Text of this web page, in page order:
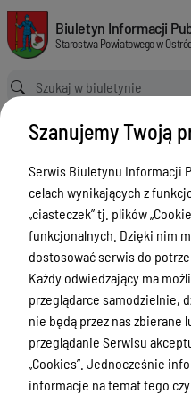
Przystosowanie pojazdu do
Biuletyn Informacji Publicznej
Biuletyn Informacji
Starostwa Powiatowego w
Ścieżka powrotu
Strona główna
Poradnik interesanta
Przystosowanie pojazdu do ciągnięcia przyczep, TAXI, L , VAT,
Poradnik
Komunikacji i
Menu Przedmiotowe
Starostwo Powiatowe
Poradnik Interesanta
Informacje o naborze
Zamówienia Publiczne
Szanujemy Twoją
Serwis Biuletynu Informacji
celach wynikających z
„ciasteczek” tj. plików
funkcjonalnych. Dzięki nim
dostosować serwis do
Każdy odwiedzający ma
przeglądarce samodzielnie,
nie będą przez nas zbierane
przeglądanie Serwisu
„Cookies”. Jednocześnie
informacje na temat tego